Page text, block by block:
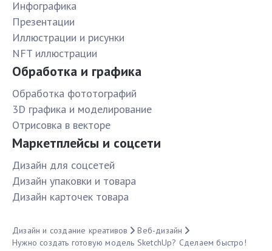
Инфографика
Презентации
Иллюстрации и рисунки
NFT иллюстрации
Обработка и графика
Обработка фототографий
3D графика и моделирование
Отрисовка в векторе
Маркетплейсы и соцсети
Дизайн для соцсетей
Дизайн упаковки и товара
Дизайн карточек товара
Дизайн и создание креативов
Веб-дизайн
Нужно создать готовую модель SketchUp? Сделаем быстро!